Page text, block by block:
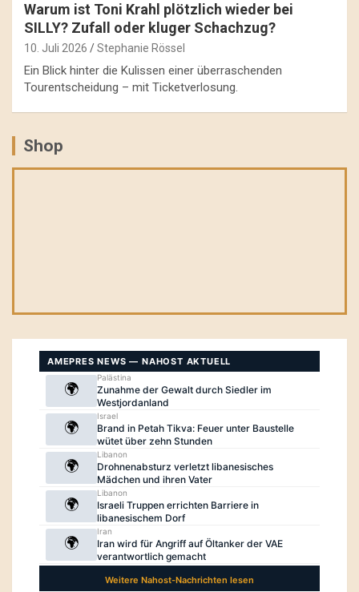
Warum ist Toni Krahl plötzlich wieder bei
SILLY? Zufall oder kluger Schachzug?
10. Juli 2026 Stephanie Rössel
Ein Blick hinter die Kulissen einer überraschenden
Tourentscheidung – mit Ticketverlosung.
Shop